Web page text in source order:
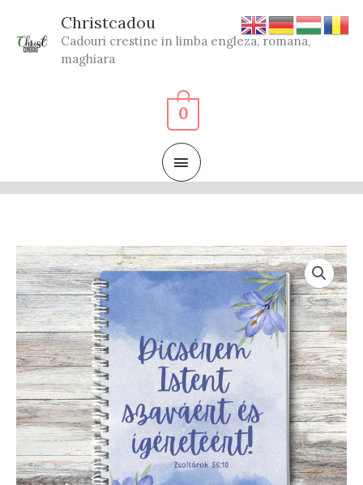
content
Christcadou
Cadouri crestine in limba engleza, romana,
maghiara
MAIN
MENU
0